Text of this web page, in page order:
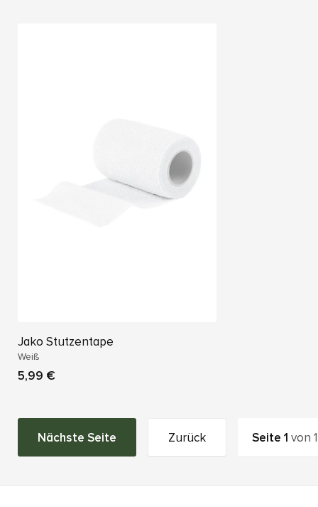
Jako Stutzentape
Weiß
5,99 €
Nächste Seite Zurück Seite1 von1